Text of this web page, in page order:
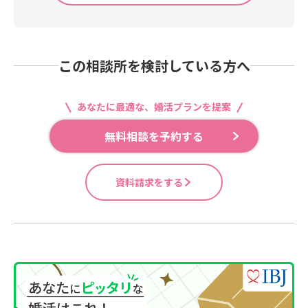
この相談所を検討している方へ
あなたに最適な、婚活プランを提案
無料相談を予約する
資料請求をする